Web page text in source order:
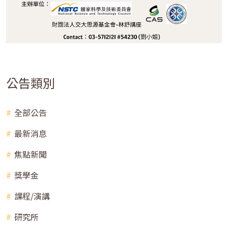
公告類別
全部公告
最新消息
焦點新聞
獎學金
課程/演講
研究所